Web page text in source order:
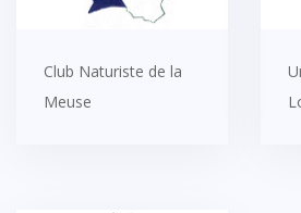
Club Naturiste de la
Meuse